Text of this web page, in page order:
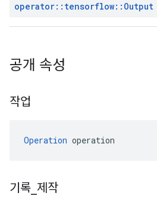
operator:: tensorflow:: Output
공개 속성
작업
Operation operation
기록 제작